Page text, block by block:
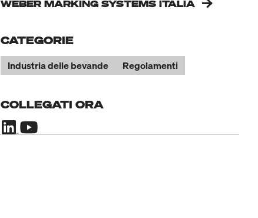
WEBER MARKING SYSTEMS ITALIA
CATEGORIE
Industria delle bevande Regolamenti
COLLEGATI ORA